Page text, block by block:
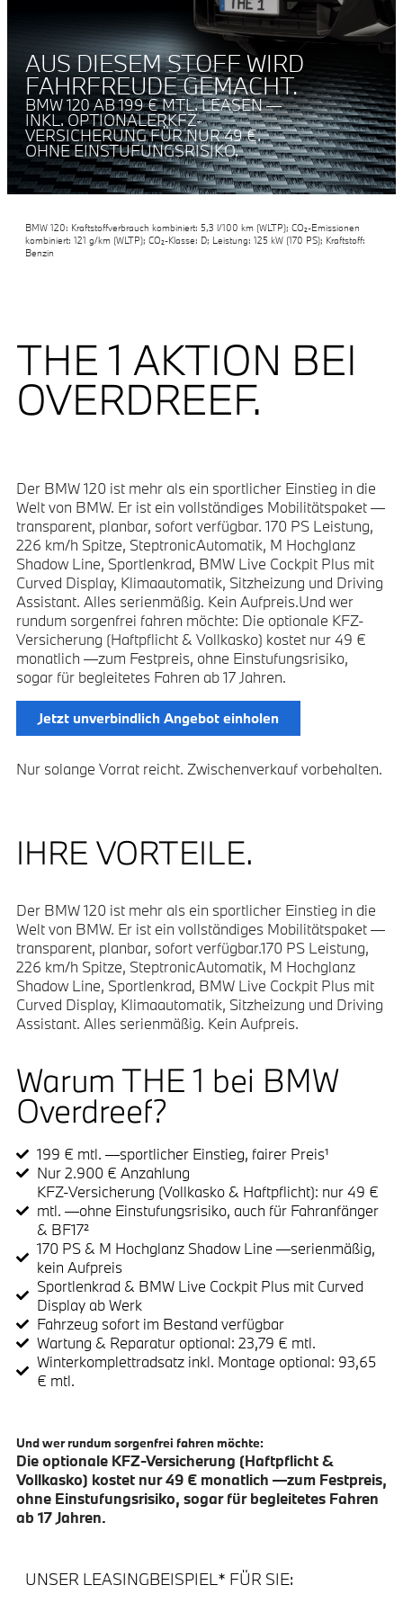
AUS DIESEM STOFF WIRD
FAHRFREUDE GEMACHT.
BMW 120 AB 199 € MTL. LEASEN —
INKL. OPTIONALERKFZ-
VERSICHERUNG FÜR NUR 49 €.
OHNE EINSTUFUNGSRISIKO.
BMW 120: Kraftstoffverbrauch kombiniert: 5,3 l/100 km (WLTP); CO₂-Emissionen
kombiniert: 121 g/km (WLTP); CO₂-Klasse: D; Leistung: 125 kW (170 PS); Kraftstoff:
Benzin
THE 1 AKTION BEI
OVERDREEF.
Der BMW 120 ist mehr als ein sportlicher Einstieg in die
Welt von BMW. Er ist ein vollständiges Mobilitätspaket —
transparent, planbar, sofort verfügbar. 170 PS Leistung,
226 km/h Spitze, SteptronicAutomatik, M Hochglanz
Shadow Line, Sportlenkrad, BMW Live Cockpit Plus mit
Curved Display, Klimaautomatik, Sitzheizung und Driving
Assistant. Alles serienmäßig. Kein Aufpreis.Und wer
rundum sorgenfrei fahren möchte: Die optionale KFZ-
Versicherung (Haftpflicht & Vollkasko) kostet nur 49 €
monatlich —zum Festpreis, ohne Einstufungsrisiko,
sogar für begleitetes Fahren ab 17 Jahren.
Jetzt unverbindlich Angebot einholen
Nur solange Vorrat reicht. Zwischenverkauf vorbehalten.
IHRE VORTEILE.
Der BMW 120 ist mehr als ein sportlicher Einstieg in die
Welt von BMW. Er ist ein vollständiges Mobilitätspaket —
transparent, planbar, sofort verfügbar.170 PS Leistung,
226 km/h Spitze, SteptronicAutomatik, M Hochglanz
Shadow Line, Sportlenkrad, BMW Live Cockpit Plus mit
Curved Display, Klimaautomatik, Sitzheizung und Driving
Assistant. Alles serienmäßig. Kein Aufpreis.
Warum THE 1 bei BMW
Overdreef?
199 € mtl. —sportlicher Einstieg, fairer Preis¹
Nur 2.900 € Anzahlung
KFZ-Versicherung (Vollkasko & Haftpflicht): nur 49 €
mtl. —ohne Einstufungsrisiko, auch für Fahranfänger
& BF17²
170 PS & M Hochglanz Shadow Line —serienmäßig,
kein Aufpreis
Sportlenkrad & BMW Live Cockpit Plus mit Curved
Display ab Werk
Fahrzeug sofort im Bestand verfügbar
Wartung & Reparatur optional: 23,79 € mtl.
Winterkomplettradsatz inkl. Montage optional: 93,65
€ mtl.
Und wer rundum sorgenfrei fahren möchte:
Die optionale KFZ-Versicherung (Haftpflicht &
Vollkasko) kostet nur 49 € monatlich —zum Festpreis,
ohne Einstufungsrisiko, sogar für begleitetes Fahren
ab 17 Jahren.
UNSER LEASINGBEISPIEL* FÜR SIE: